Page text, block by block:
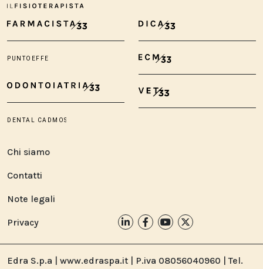
Chi siamo
Contatti
Note legali
Privacy
Edra S.p.a | www.edraspa.it | P.iva 08056040960 | Tel.